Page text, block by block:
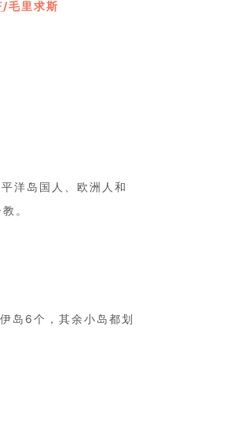
/毛里求斯
洋岛国人、欧洲人和
。
岛6个，其余小岛都划